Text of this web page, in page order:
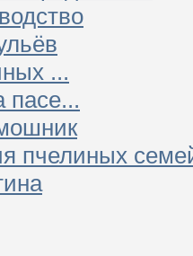
...
пасе...
пчелиных